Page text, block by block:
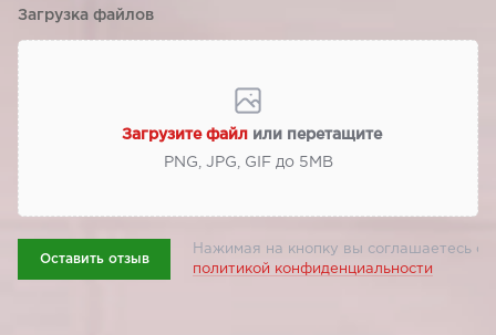
Загрузка файлов
Загрузите файл или перетащите
PNG, JPG, GIF до 5МВ
Оставить отзыв
Нажимая на кнопку вы соглашаетесь с
политикой конфиденциальности